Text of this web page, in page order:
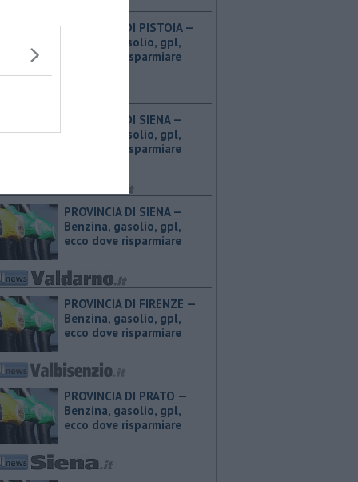
PROVINCIA DI PISTOIA — ​
Benzina, gasolio, gpl,
ecco dove risparmiare
PROVINCIA DI SIENA — ​
Benzina, gasolio, gpl,
ecco dove risparmiare
PROVINCIA DI SIENA — ​
Benzina, gasolio, gpl,
ecco dove risparmiare
PROVINCIA DI FIRENZE — ​
Benzina, gasolio, gpl,
ecco dove risparmiare
PROVINCIA DI PRATO — ​
Benzina, gasolio, gpl,
ecco dove risparmiare